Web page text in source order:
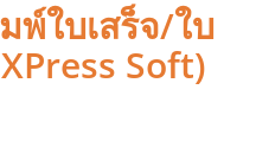
พ์ใบเสร็จ/ใบ
Soft)